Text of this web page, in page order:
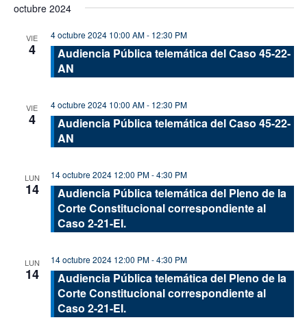
octubre 2024
VIE
4
4 octubre 2024 10:00 AM- 12:30 PM
Audiencia Pública telemática del Caso 45-22-
AN
VIE
4
4 octubre 2024 10:00 AM- 12:30 PM
Audiencia Pública telemática del Caso 45-22-
AN
LUN
14
14 octubre 2024 12:00 PM-4:30 PM
Audiencia Pública telemática del Pleno de la
Corte Constitucional correspondiente al
Caso 2-21-EI.
LUN
14
14 octubre 2024 12:00 PM-4:30 PM
Audiencia Pública telemática del Pleno de la
Corte Constitucional correspondiente al
Caso 2-21-EI.